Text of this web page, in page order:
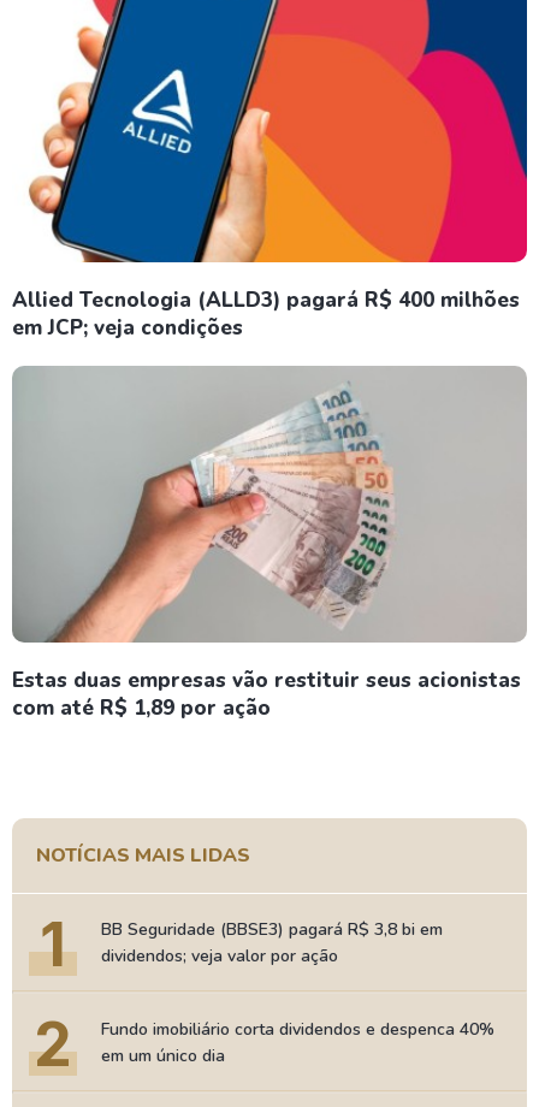
Allied Tecnologia (ALLD3) pagará R$ 400 milhões
em JCP; veja condições
Estas duas empresas vão restituir seus acionistas
com até R$ 1,89 por ação
NOTÍCIAS MAIS LIDAS
1
BB Seguridade (BBSE3) pagará R$ 3,8 bi em
dividendos; veja valor por ação
2
Fundo imobiliário corta dividendos e despenca 40%
em um único dia